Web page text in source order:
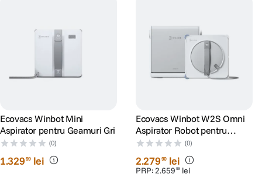
Ecovacs Winbot Mini
Aspirator pentru Geamuri Gri
(0)
1.32999 lei
Ecovacs Winbot W2S Omni
Aspirator Robot pentru
Geamuri
(0)
2.27990 lei
PRP:2.659 99 lei